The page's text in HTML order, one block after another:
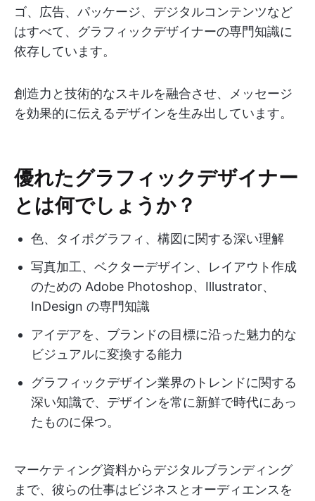
ゴ、広告、パッケージ、デジタルコンテンツなど
はすべて、グラフィックデザイナーの専門知識に
依存しています。
創造力と技術的なスキルを融合させ、メッセージ
を効果的に伝えるデザインを生み出しています。
優れたグラフィックデザイナー
とは何でしょうか？
色、タイポグラフィ、構図に関する深い理解
写真加工、ベクターデザイン、レイアウト作成
のための Adobe Photoshop、Illustrator、
InDesign の専門知識
アイデアを、ブランドの目標に沿った魅力的な
ビジュアルに変換する能力
グラフィックデザイン業界のトレンドに関する
深い知識で、デザインを常に新鮮で時代にあっ
たものに保つ。
マーケティング資料からデジタルブランディング
まで、彼らの仕事はビジネスとオーディエンスを